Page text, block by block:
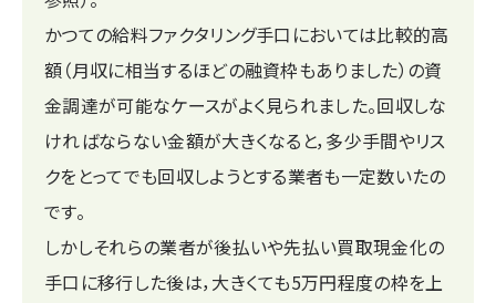
かつての給料ファクタリング手口においては比較的高
額（月収に相当するほどの融資枠もありました）の資
金調達が可能なケースがよく見られました。回収しな
ければならない金額が大きくなると，多少手間やリス
クをとってでも回収しようとする業者も一定数いたの
です。
しかしそれらの業者が後払いや先払い買取現金化の
手口に移行した後は，大きくても5万円程度の枠を上